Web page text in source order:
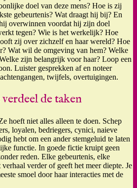
doel van deze mens? Hoe is zij
gebeurtenis? Wat draagt hij bij? En
overwinnen voordat hij zijn doel
tegen? Wie is het werkelijk? Hoe
zij over zichzelf en haar wereld? Hoe
Wat wil de omgeving van hem? Welke
zijn belangrijk voor haar? Loop een
Luister gesprekken af en noteer
twijfels, overtuigingen.
de taken
hoeft niet alles alleen te doen. Schep
loyalen, bedriegers, cynici, naieve
hebt om een ander stemgeluid te laten
functie. In goede fictie kruipt geen
reden. Elke gebeurtenis, elke
verder of geeft het meer diepte. Je
smoel door haar interacties met de